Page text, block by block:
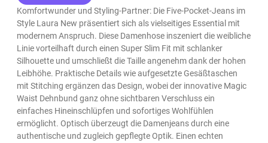
Komfortwunder und Styling-Partner: Die Five-Pocket-Jeans im
Style Laura New präsentiert sich als vielseitiges Essential mit
modernem Anspruch. Diese Damenhose inszeniert die weibliche
Linie vorteilhaft durch einen Super Slim Fit mit schlanker
Silhouette und umschließt die Taille angenehm dank der hohen
Leibhöhe. Praktische Details wie aufgesetzte Gesäßtaschen
mit Stitching ergänzen das Design, wobei der innovative Magic
Waist Dehnbund ganz ohne sichtbaren Verschluss ein
einfaches Hineinschlüpfen und sofortiges Wohlfühlen
ermöglicht. Optisch überzeugt die Damenjeans durch eine
authentische und zugleich gepflegte Optik. Einen echten